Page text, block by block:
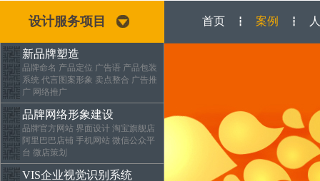
设计服务项目
新品牌塑造
品牌命名 产品定位 广告语 产品包装
系统 代言图案形象 卖点整合 广告推
广 网络推广
品牌网络形象建设
品牌官方网站 界面设计 淘宝旗舰店
阿里巴巴店铺 手机网站 微信公众平
台 微店策划
VIS企业视觉识别系统
首页 ┇ 案例 ┇